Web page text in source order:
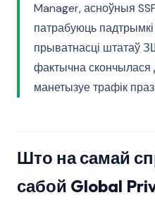
Manager, асноўныя
патрабуюць падтрымкі
прыватнасці штатаў
фактычна скончылася
манетызуе трафік
Што на самай
сабой Global